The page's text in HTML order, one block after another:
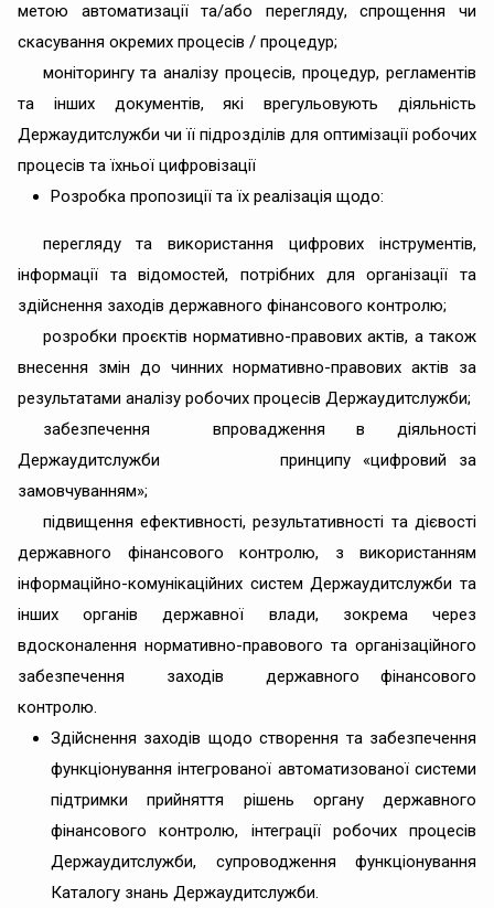
метою автоматизації та/або перегляду, спрощення чи
скасування окремих процесів / процедур;
моніторингу та аналізу процесів, процедур, регламентів
та інших документів, які врегульовують діяльність
Держаудитслужби чи її підрозділів для оптимізації робочих
процесів та їхньої цифровізації
Розробка пропозиції та ïx реалізація щодо:
перегляду та використання цифрових інструментів,
інформації та відомостей, потрібних для організації та
здійснення заходів державного фінансового контролю;
розробки проєктів нормативно-правових актів, а також
внесення змін до чинних нормативно-правових актів за
результатами аналізу робочих процесів Держаудитслужби;
забезпечення впровадження в діяльності
Держаудитслужби принципу «цифровий за
замовчуванням»;
підвищення ефективності, результативності та дієвості
державного фінансового контролю, з використанням
інформаційно-комунікаційних систем Держаудитслужби та
інших органів державної влади, зокрема чepeз
вдосконалення нормативно-правового та організаційного
забезпечення заходів державного фінансового
контролю.
Здійснення заходів щодо створення та забезпечення
функціонування інтегрованої автоматизованої системи
підтримки прийняття рішень органу державного
фінансового контролю, інтеграції робочих процесів
Держаудитслужби, супроводження функціонування
Каталогу знань Держаудитслужби.